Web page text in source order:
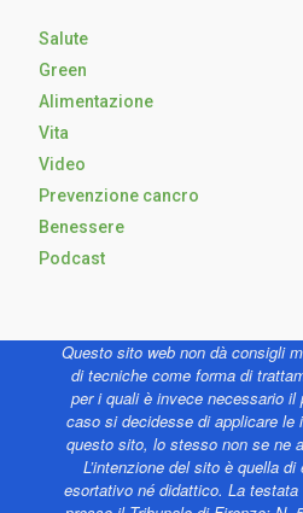
Salute
Green
Alimentazione
Vita
Video
Prevenzione cancro
Benessere
Podcast
Questo sito web non dà consigli
di tecniche come forma di
per i quali è invece necessario il
caso si decidesse di applicare le
questo sito, lo stesso non se ne
L’intenzione del sito è quella
esortativo né didattico. La